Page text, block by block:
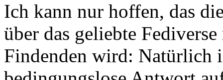
Ich kann nur hoffen, das
über das geliebte
Findenden wird: Natürlich